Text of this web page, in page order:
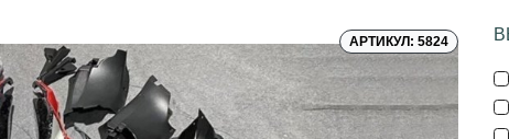
АРТИКУЛ: 5824